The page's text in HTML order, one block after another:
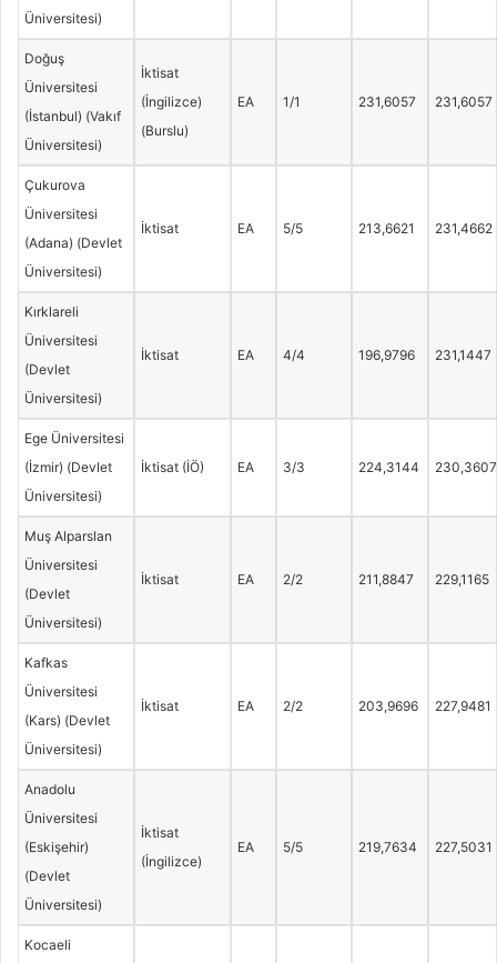
Üniversitesi)
Doğuş
Üniversitesi
(İstanbul) (Vakıf
Üniversitesi)
İktisat
(İngilizce)
(Burslu)
EA 1/1 231,6057 231,6057
Çukurova
Üniversitesi
(Adana) (Devlet
Üniversitesi)
İktisat EA 5/5 213,6621 231,4662
Kırklareli
Üniversitesi
(Devlet
Üniversitesi)
İktisat EA 4/4 196,9796 231,1447
Ege Üniversitesi
(İzmir) (Devlet
Üniversitesi)
İktisat (İÖ) EA 3/3 224,3144 230,3607
Muş Alparslan
Üniversitesi
(Devlet
Üniversitesi)
İktisat EA 2/2 211,8847 229,1165
Kafkas
Üniversitesi
(Kars) (Devlet
Üniversitesi)
İktisat EA 2/2 203,9696 227,9481
Anadolu
Üniversitesi
(Eskişehir)
(Devlet
Üniversitesi)
İktisat
(İngilizce)
EA 5/5 219,7634 227,5031
Kocaeli